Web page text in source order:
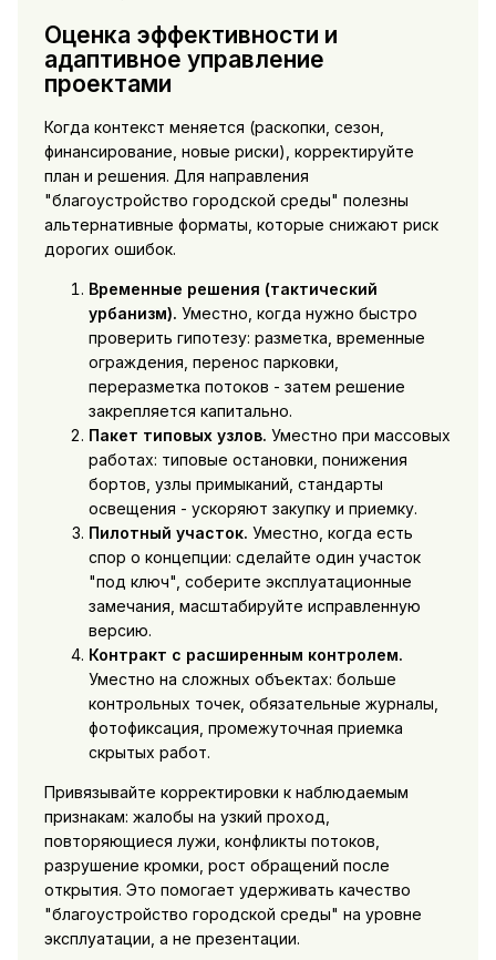
Оценка эффективности и
адаптивное управление
проектами
Когда контекст меняется (раскопки, сезон,
финансирование, новые риски), корректируйте
план и решения. Для направления
"благоустройство городской среды" полезны
альтернативные форматы, которые снижают риск
дорогих ошибок.
Временные решения (тактический
урбанизм). Уместно, когда нужно быстро
проверить гипотезу: разметка, временные
ограждения, перенос парковки,
переразметка потоков - затем решение
закрепляется капитально.
Пакет типовых узлов. Уместно при массовых
работах: типовые остановки, понижения
бортов, узлы примыканий, стандарты
освещения - ускоряют закупку и приемку.
Пилотный участок. Уместно, когда есть
спор о концепции: сделайте один участок
"под ключ", соберите эксплуатационные
замечания, масштабируйте исправленную
версию.
Контракт с расширенным контролем.
Уместно на сложных объектах: больше
контрольных точек, обязательные журналы,
фотофиксация, промежуточная приемка
скрытых работ.
Привязывайте корректировки к наблюдаемым
признакам: жалобы на узкий проход,
повторяющиеся лужи, конфликты потоков,
разрушение кромки, рост обращений после
открытия. Это помогает удерживать качество
"благоустройство городской среды" на уровне
эксплуатации, а не презентации.